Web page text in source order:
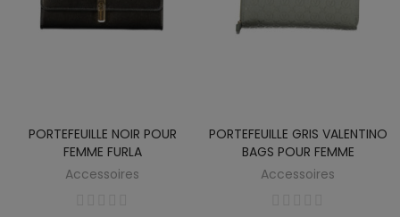
PORTEFEUILLE NOIR POUR
FEMME FURLA
Accessoires
PORTEFEUILLE GRIS VALENTINO
BAGS POUR FEMME
Accessoires